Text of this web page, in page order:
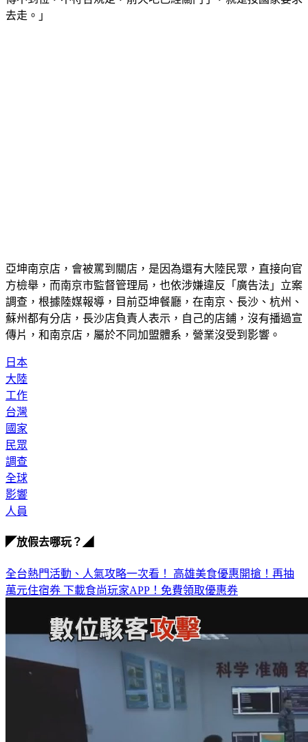
傳不到位，不符合規定，前天吧已經關門了，就是按國家要求
亞坤南京店，會被罵到關店，是因為還有大陸民眾，直接向官
方檢舉，而南京市監督管理局，也依涉嫌違反「廣告法」立案
調查，根據陸媒報導，目前亞坤餐廳，在南京、長沙、杭州、
蘇州都有分店，長沙店負責人表示，自己的店鋪，沒有播過宣
日本
大陸
工作
台灣
國家
民眾
調查
全球
影響
全台熱門活動、人氣攻略一次看！高雄美食優惠開搶！再抽